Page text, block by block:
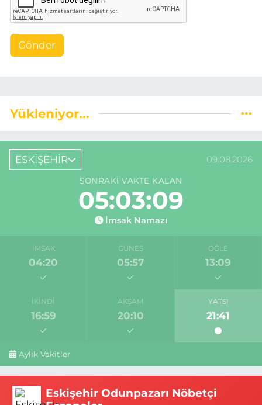
Gönder
Yükleniyor...
ESKİŞEHİR 09.08.2026
SONRAKI VAKTE KALAN
05:03:08
İmsak Namazı
İMSAK
04:20
GÜNEŞ
05:57
ÖĞLE
13:09
İKINDI
16:59
AKŞAM
20:10
YATSI
21:41
Aylık Vakitler
Eskişehir Odunpazarı Nöbetçi